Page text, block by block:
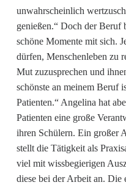
unwahrscheinlich
genießen.“ Doch der Beruf
schöne Momente mit sich.
dürfen, Menschenleben zu
Mut zuzusprechen und
schönste an meinem Beruf
Patienten.“ Angelina hat
Patienten eine große
ihren Schülern. Ein großer
stellt die Tätigkeit als
viel mit wissbegierigen
diese bei der Arbeit an. Die